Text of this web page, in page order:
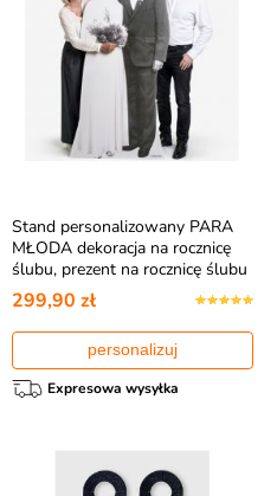
Stand personalizowany PARA
MŁODA dekoracja na rocznicę
ślubu, prezent na rocznicę ślubu
299,90 zł
personalizuj
Expresowa wysyłka